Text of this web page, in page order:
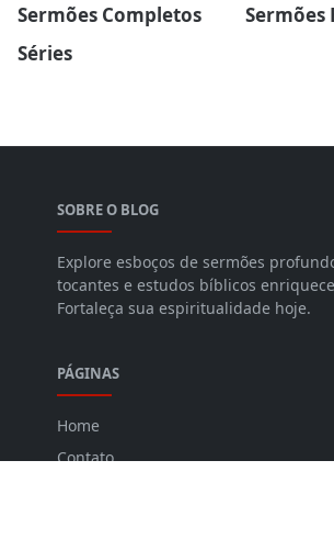
Sermões Completos
Sermões
Séries
SOBRE O BLOG
Explore esboços de sermões
tocantes e estudos bíblicos
Fortaleça sua espiritualidade hoje.
PÁGINAS
Home
Contato